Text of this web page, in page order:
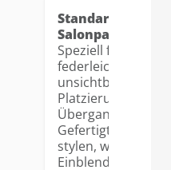
Standard Tape-
Salonpartner.
Speziell für feines
federleichte,
unsichtbares
Platzierung und
Übergang.
Gefertigt aus
stylen, waschen
Einblenden und